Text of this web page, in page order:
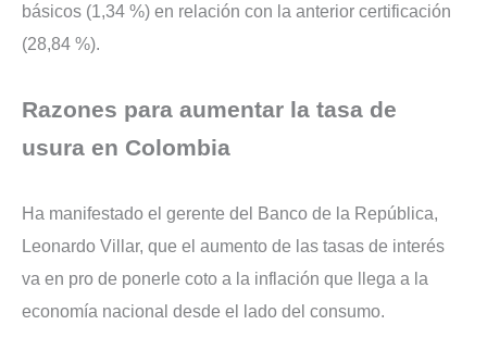
básicos (1,34 %) en relación con la anterior certificación
(28,84 %).
Razones para aumentar la tasa de
usura en Colombia
Ha manifestado el gerente del Banco de la República,
Leonardo Villar, que el aumento de las tasas de interés
va en pro de ponerle coto a la inflación que llega a la
economía nacional desde el lado del consumo.